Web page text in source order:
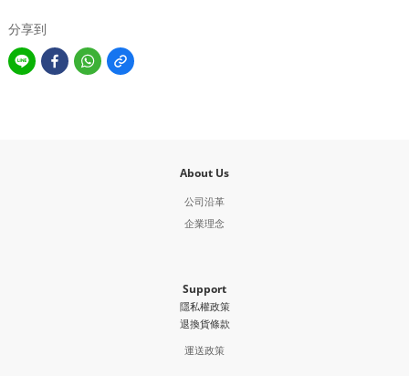
分享到
About Us
公司沿革
企業理念
Support
隱私權政策
退換貨條款
運送政策